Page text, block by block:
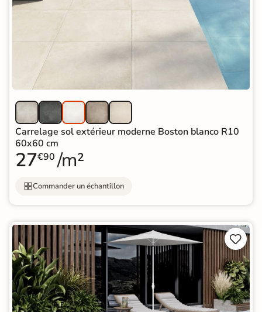
Carrelage sol extérieur moderne Boston blanco R10
60x60 cm
27€90 /m²
Commander un échantillon

